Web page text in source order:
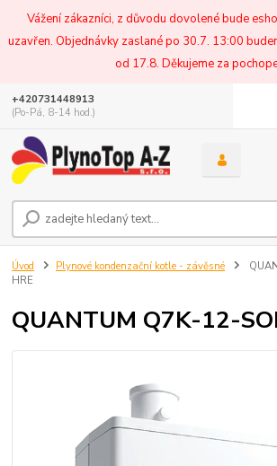
Vážení zákazníci, z důvodu dovolené bude
uzavřen. Objednávky zaslané po 30.7. 13:00
od 17.8. Děkujeme za
+420731448913
(Po-Pá, 8-14 hod.)
Úvod Plynové kondenzační kotle - závěsné
HRE
QUANTUM Q7K-12-